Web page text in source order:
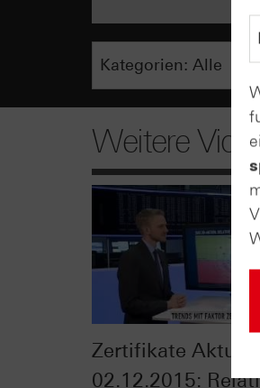
Weitere
Zertifikate Aktuell
02.12.2015: